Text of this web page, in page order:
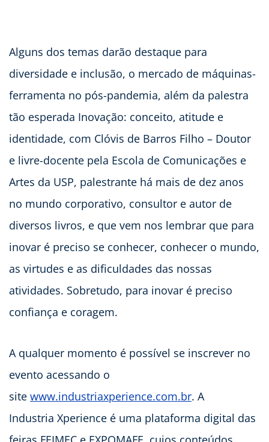
Alguns dos temas darão destaque para
diversidade e inclusão, o mercado de máquinas-
ferramenta no pós-pandemia, além da palestra
tão esperada Inovação: conceito, atitude e
identidade, com Clóvis de Barros Filho – Doutor
e livre-docente pela Escola de Comunicações e
Artes da USP, palestrante há mais de dez anos
no mundo corporativo, consultor e autor de
diversos livros, e que vem nos lembrar que para
inovar é preciso se conhecer, conhecer o mundo,
as virtudes e as dificuldades das nossas
atividades. Sobretudo, para inovar é preciso
confiança e coragem.
A qualquer momento é possível se inscrever no
evento acessando o
site www.industriaxperience.com.br. A
Industria Xperience é uma plataforma digital das